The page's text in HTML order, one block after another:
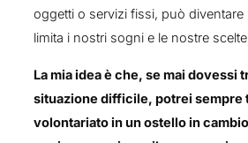
oggetti o servizi fissi, può diventare
limita i nostri sogni e le nostre
La mia idea è che, se mai dovessi
situazione difficile, potrei sempre
volontariato in un ostello in